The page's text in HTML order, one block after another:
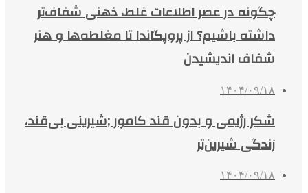
چگونه در عصر اطلاعات غلط، ذهنی شفاف‌تر
داشته باشیم؟ از پروپگاندا تا مغلطه‌ها و هنر
شفاف اندیشیدن
۱۴۰۴/۰۹/۱۸
شکر رژیمی و بدون قند کامور ;شیرینی بی‌قند،
زندگی شیرین‌تر
۱۴۰۴/۰۹/۱۸